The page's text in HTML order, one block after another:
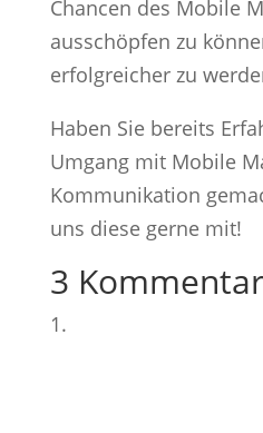
Chancen des Mobile
ausschöpfen zu
erfolgreicher zu
Haben Sie bereits
Umgang mit Mobile
Kommunikation
uns diese gerne mit!
3